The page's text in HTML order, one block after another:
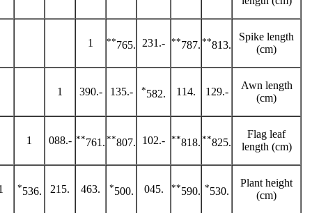
Spike length
(cm)
.813
**
.787
**
-.231
.765
**
1
Awn length
(cm)
-.129
.114
.582
*
-.135
-.390
1
Flag leaf
length (cm)
.825
**
.818
**
-.102
.807
**
.761
**
-.088
1
Plant height
(cm)
.530
*
.590
**
.045
.500
*
.463
.215
.536
*